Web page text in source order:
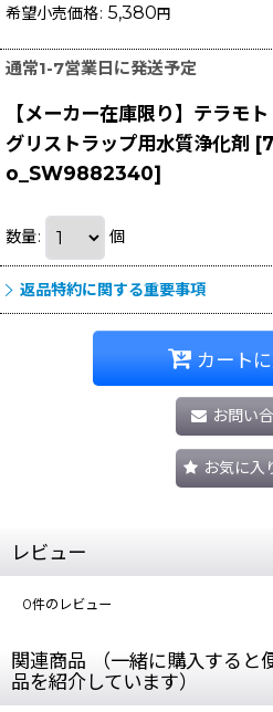
希望小売価格: 5,380 円
通常1-7営業日に発送予定
【メーカー在庫限り】テラモ
グリストラップ用水質浄化剤 [
o_SW9882340]
数量: 個
返品特約に関する重要事項
カート
お問い
お気に入
レビュー
0件のレビュー
関連商品 （一緒に購入すると
品を紹介しています）